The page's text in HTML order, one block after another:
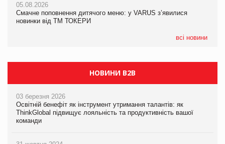
05.08.2026
Смачне поповнення дитячого меню: у VARUS з’явилися
новинки від ТМ ТОКЕРИ
всі новини
05.08.2026
Смачне поповнення дитячого меню: у VARUS з’явилися
новинки від ТМ ТОКЕРИ
НОВИНИ B2B
03 березня 2026
Освітній бенефіт як інструмент утримання талантів: як
ThinkGlobal підвищує лояльність та продуктивність вашої
команди